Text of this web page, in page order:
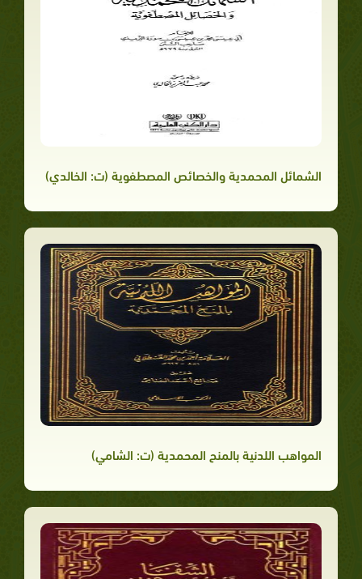
الشمائل المحمدية والخصائص المصطفوية (ت: الخالدي)
المواهب اللدنية بالمنح المحمدية (ت: الشامي)